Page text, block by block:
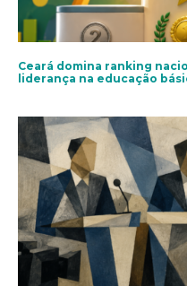
Ceará domina ranking
liderança na educação